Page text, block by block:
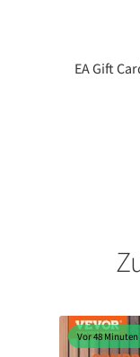
EA Gift
Vor 48